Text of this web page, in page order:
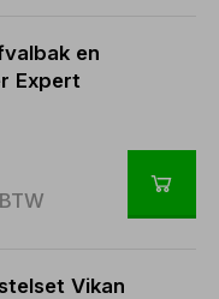
en
Expert
Vikan